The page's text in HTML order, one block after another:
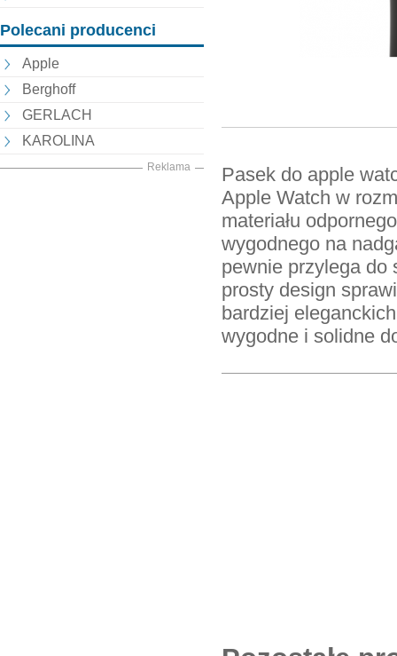
Polecani producenci
Apple
Berghoff
GERLACH
KAROLINA
Reklama
Pasek do apple
Apple Watch w
materiału
wygodnego na
pewnie przylega do
prosty design
bardziej
wygodne i solidne